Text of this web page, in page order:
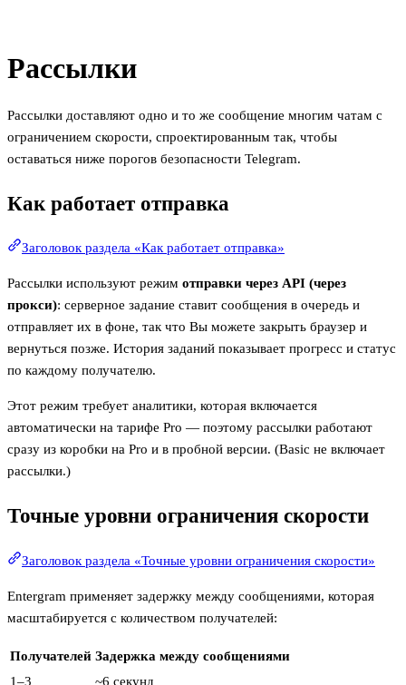
Рассылки
Рассылки доставляют одно и то же сообщение многим чатам с
ограничением скорости, спроектированным так, чтобы
оставаться ниже порогов безопасности Telegram.
Как работает отправка
Заголовок раздела «Как работает отправка»
Рассылки используют режим отправки через API (через
прокси): серверное задание ставит сообщения в очередь и
отправляет их в фоне, так что Вы можете закрыть браузер и
вернуться позже. История заданий показывает прогресс и статус
по каждому получателю.
Этот режим требует аналитики, которая включается
автоматически на тарифе Pro — поэтому рассылки работают
сразу из коробки на Pro и в пробной версии. (Basic не включает
рассылки.)
Точные уровни ограничения скорости
Заголовок раздела «Точные уровни ограничения скорости»
Entergram применяет задержку между сообщениями, которая
масштабируется с количеством получателей:
Получателей Задержка между сообщениями
1–3
~6 секунд